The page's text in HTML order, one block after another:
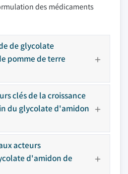
des médicaments
de glycolate
pomme de terre
clés de la croissance
du glycolate d'amidon
acteurs
d'amidon de